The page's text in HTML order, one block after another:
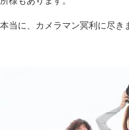
本当に、カメラマン冥利に尽き